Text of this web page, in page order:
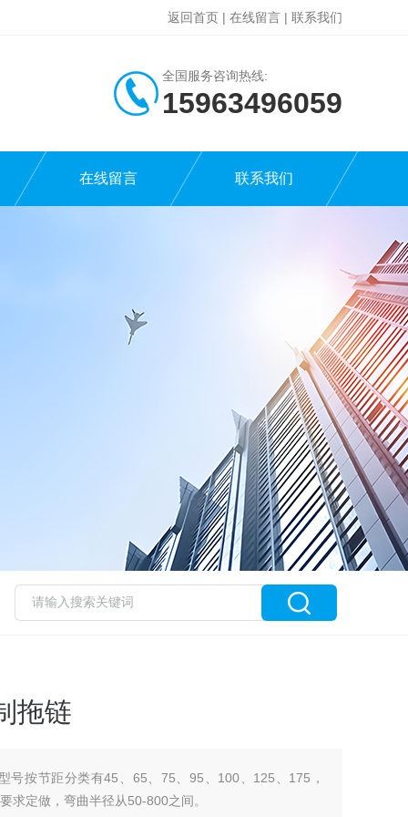
返回首页 | 在线留言 | 联系我们
全国服务咨询热线:
15963496059
在线留言 联系我们
拖链
号按节距分类有45、65、75、95、100、125、175，
求定做，弯曲半径从50-800之间。